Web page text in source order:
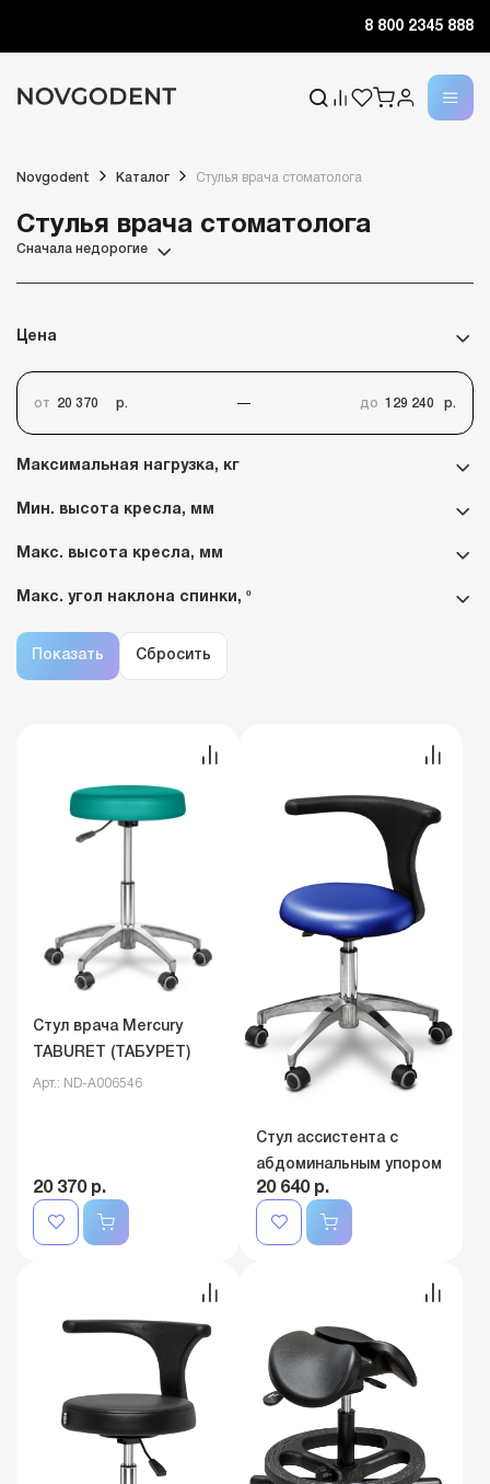
8 800 2345 888
Novgodent Каталог Стулья врача стоматолога
Стулья врача стоматолога
Сначала недорогие
Цена
от р. до р.
Максимальная нагрузка, кг
Мин. высота кресла, мм
Макс. высота кресла, мм
Макс. угол наклона спинки, º
Стул врача Mercury
TABURET (ТАБУРЕТ)
Арт.: ND-A006546
20 370 р.
Стул ассистента с
абдоминальным упором
20 640 р.